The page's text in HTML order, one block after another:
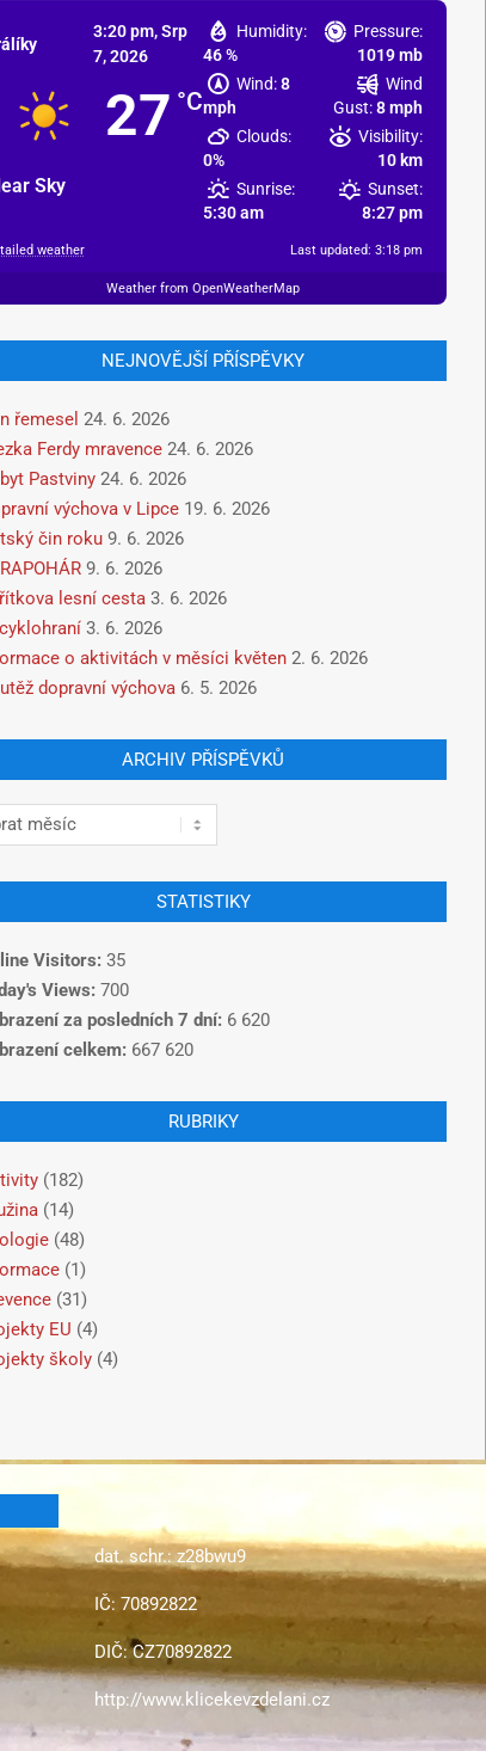
3:20 pm,Srp
7, 2026
27 °C
Sky
Humidity:
46 %
Pressure:
1019 mb
Wind: 8
mph
Wind
Gust:8 mph
Clouds:
0%
Visibility:
10 km
Sunrise:
5:30 am
Sunset:
8:27 pm
weather Last updated: 3:18 pm
Weather from OpenWeatherMap
NEJNOVĚJŠÍ PŘÍSPĚVKY
řemesel 24. 6. 2026
Ferdy mravence 24. 6. 2026
Pastviny 24. 6. 2026
výchova v Lipce 19. 6. 2026
čin roku 9. 6. 2026
9. 6. 2026
lesní cesta 3. 6. 2026
3. 6. 2026
o aktivitách v měsíci květen 2. 6. 2026
dopravní výchova 6. 5. 2026
ARCHIV PŘÍSPĚVKŮ
STATISTIKY
Visitors: 35
Views: 700
za posledních 7 dní: 6 620
celkem: 667 620
RUBRIKY
(182)
(14)
(48)
(1)
(31)
EU (4)
školy(4)
dat. schr.: z28bwu9
IČ: 70892822
DIČ: CZ70892822
http://www.klicekevzdelani.cz